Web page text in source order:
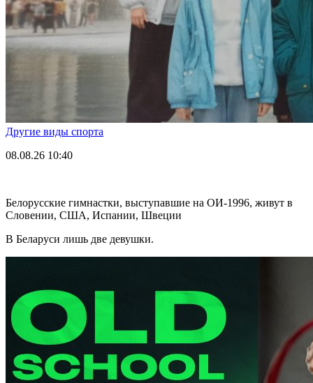
Другие виды спорта
08.08.26 10:40
Белорусские гимнастки, выступавшие на ОИ-1996, живут в
Словении, США, Испании, Швеции
В Беларуси лишь две девушки.